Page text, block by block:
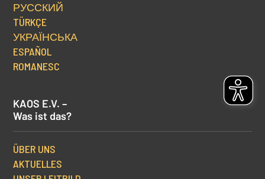
РУССКИЙ
TÜRKÇE
УКРАЇНСЬКА
ESPAÑOL
ROMANESC
KAOS E.V. –
Was ist das?
ÜBER UNS
AKTUELLES